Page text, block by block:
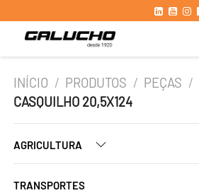
INÍCIO / PRODUTOS / PEÇAS /
CASQUILHO 20,5X124
AGRICULTURA
TRANSPORTES